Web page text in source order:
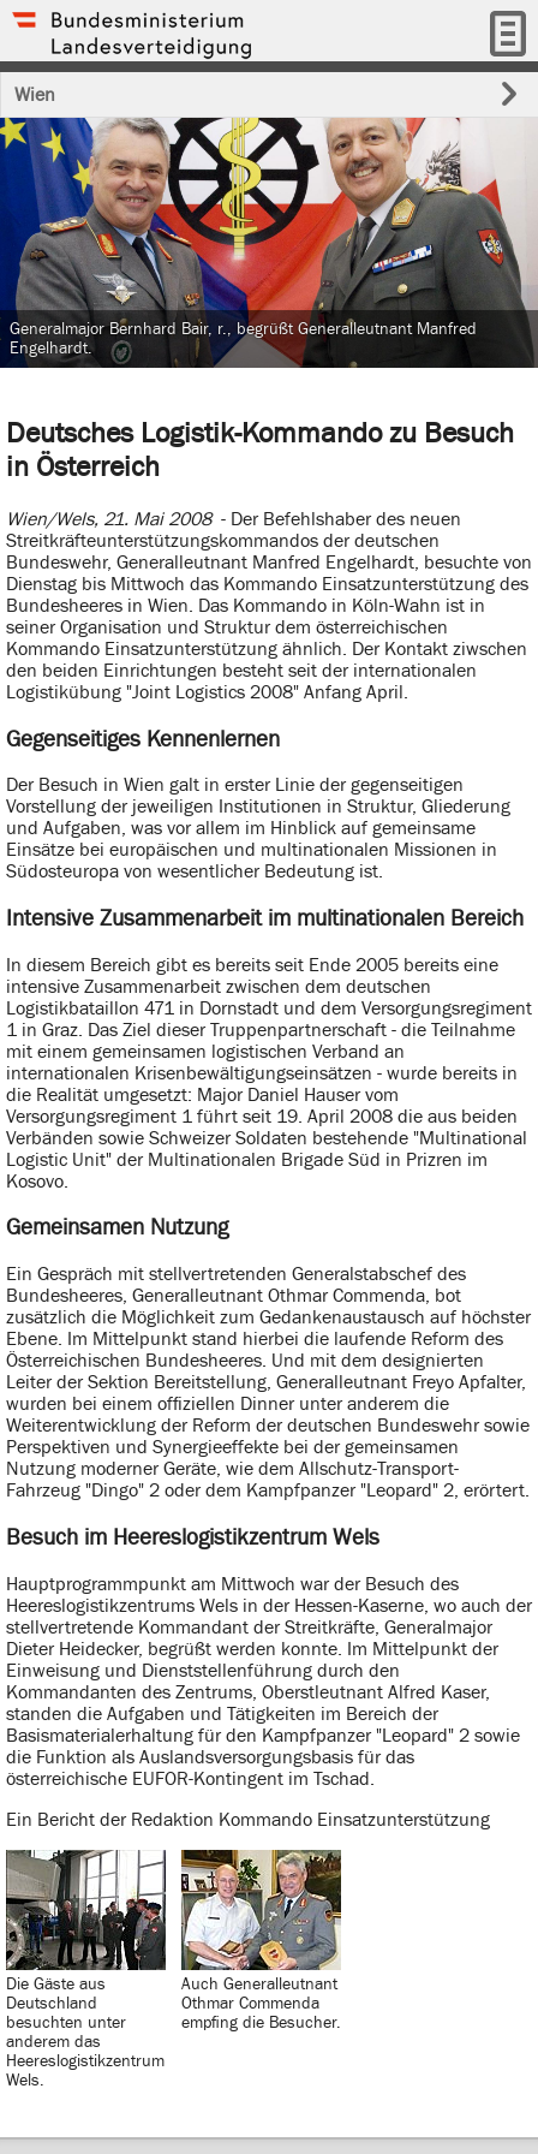
Wien
Deutsches Logistik-Kommando zu Besuch
in Österreich
Wien/Wels, 21. Mai 2008 - Der Befehlshaber des neuen
Streitkräfteunterstützungskommandos der deutschen
Bundeswehr, Generalleutnant Manfred Engelhardt, besuchte von
Dienstag bis Mittwoch das Kommando Einsatzunterstützung des
Bundesheeres in Wien. Das Kommando in Köln-Wahn ist in
seiner Organisation und Struktur dem österreichischen
Kommando Einsatzunterstützung ähnlich. Der Kontakt ziwschen
den beiden Einrichtungen besteht seit der internationalen
Logistikübung "Joint Logistics 2008" Anfang April.
Gegenseitiges Kennenlernen
Der Besuch in Wien galt in erster Linie der gegenseitigen
Vorstellung der jeweiligen Institutionen in Struktur, Gliederung
und Aufgaben, was vor allem im Hinblick auf gemeinsame
Einsätze bei europäischen und multinationalen Missionen in
Südosteuropa von wesentlicher Bedeutung ist.
Intensive Zusammenarbeit im multinationalen Bereich
In diesem Bereich gibt es bereits seit Ende 2005 bereits eine
intensive Zusammenarbeit zwischen dem deutschen
Logistikbataillon 471 in Dornstadt und dem Versorgungsregiment
1 in Graz. Das Ziel dieser Truppenpartnerschaft - die Teilnahme
mit einem gemeinsamen logistischen Verband an
internationalen Krisenbewältigungseinsätzen - wurde bereits in
die Realität umgesetzt: Major Daniel Hauser vom
Versorgungsregiment 1 führt seit 19. April 2008 die aus beiden
Verbänden sowie Schweizer Soldaten bestehende "Multinational
Logistic Unit" der Multinationalen Brigade Süd in Prizren im
Kosovo.
Gemeinsamen Nutzung
Ein Gespräch mit stellvertretenden Generalstabschef des
Bundesheeres, Generalleutnant Othmar Commenda, bot
zusätzlich die Möglichkeit zum Gedankenaustausch auf höchster
Ebene. Im Mittelpunkt stand hierbei die laufende Reform des
Österreichischen Bundesheeres. Und mit dem designierten
Leiter der Sektion Bereitstellung, Generalleutnant Freyo Apfalter,
wurden bei einem offiziellen Dinner unter anderem die
Weiterentwicklung der Reform der deutschen Bundeswehr sowie
Perspektiven und Synergieeffekte bei der gemeinsamen
Nutzung moderner Geräte, wie dem Allschutz-Transport-
Fahrzeug "Dingo" 2 oder dem Kampfpanzer "Leopard" 2, erörtert.
Besuch im Heereslogistikzentrum Wels
Hauptprogrammpunkt am Mittwoch war der Besuch des
Heereslogistikzentrums Wels in der Hessen-Kaserne, wo auch der
stellvertretende Kommandant der Streitkräfte, Generalmajor
Dieter Heidecker, begrüßt werden konnte. Im Mittelpunkt der
Einweisung und Dienststellenführung durch den
Kommandanten des Zentrums, Oberstleutnant Alfred Kaser,
standen die Aufgaben und Tätigkeiten im Bereich der
Basismaterialerhaltung für den Kampfpanzer "Leopard" 2 sowie
die Funktion als Auslandsversorgungsbasis für das
österreichische EUFOR-Kontingent im Tschad.
Ein Bericht der Redaktion Kommando Einsatzunterstützung
Generalmajor Bernhard Bair, r., begrüßt Generalleutnant Manfred
Engelhardt.
Die Gäste aus
Deutschland
besuchten unter
anderem das
Heereslogistikzentrum
Wels.
Auch Generalleutnant
Othmar Commenda
empfing die Besucher.